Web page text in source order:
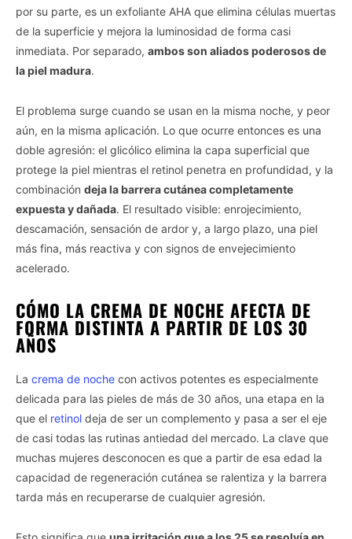
por su parte, es un exfoliante AHA que elimina células muertas
de la superficie y mejora la luminosidad de forma casi
inmediata. Por separado, ambos son aliados poderosos de
la piel madura.
El problema surge cuando se usan en la misma noche, y peor
aún, en la misma aplicación. Lo que ocurre entonces es una
doble agresión: el glicólico elimina la capa superficial que
protege la piel mientras el retinol penetra en profundidad, y la
combinación deja la barrera cutánea completamente
expuesta y dañada. El resultado visible: enrojecimiento,
descamación, sensación de ardor y, a largo plazo, una piel
más fina, más reactiva y con signos de envejecimiento
acelerado.
CÓMO LA CREMA DE NOCHE AFECTA DE
FORMA DISTINTA A PARTIR DE LOS 30
AÑOS
La crema de noche con activos potentes es especialmente
delicada para las pieles de más de 30 años, una etapa en la
que el retinol deja de ser un complemento y pasa a ser el eje
de casi todas las rutinas antiedad del mercado. La clave que
muchas mujeres desconocen es que a partir de esa edad la
capacidad de regeneración cutánea se ralentiza y la barrera
tarda más en recuperarse de cualquier agresión.